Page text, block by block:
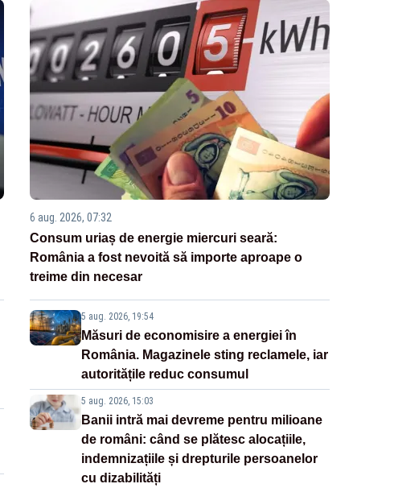
6 aug. 2026, 07:32
Consum uriaș de energie miercuri seară:
România a fost nevoită să importe aproape o
treime din necesar
5 aug. 2026, 19:54
Măsuri de economisire a energiei în
România. Magazinele sting reclamele, iar
autoritățile reduc consumul
5 aug. 2026, 15:03
Banii intră mai devreme pentru milioane
de români: când se plătesc alocațiile,
indemnizațiile și drepturile persoanelor
cu dizabilități